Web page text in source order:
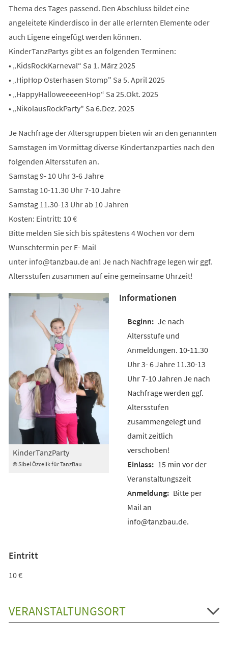
Thema des Tages passend. Den Abschluss bildet eine
angeleitete Kinderdisco in der alle erlernten Elemente oder
auch Eigene eingefügt werden können.
KinderTanzPartys gibt es an folgenden Terminen:
• „KidsRockKarneval“ Sa 1. März 2025
• „HipHop Osterhasen Stomp" Sa 5. April 2025
• „HappyHalloweeeeenHop“ Sa 25.Okt. 2025
• „NikolausRockParty" Sa 6.Dez. 2025
Je Nachfrage der Altersgruppen bieten wir an den genannten
Samstagen im Vormittag diverse Kindertanzparties nach den
folgenden Altersstufen an.
Samstag 9- 10 Uhr 3-6 Jahre
Samstag 10-11.30 Uhr 7-10 Jahre
Samstag 11.30-13 Uhr ab 10 Jahren
Kosten: Eintritt: 10 €
Bitte melden Sie sich bis spätestens 4 Wochen vor dem
Wunschtermin per E- Mail
unter info tanzbau dean! Je nach Nachfrage legen wir ggf.
Altersstufen zusammen auf eine gemeinsame Uhrzeit!
© Sibel Özcelik für TanzBau
KinderTanzParty
Informationen
Je nach
Altersstufe und
Anmeldungen. 10-11.30
Uhr 3- 6 Jahre 11.30-13
Uhr 7-10 Jahren Je nach
Nachfrage werden ggf.
Altersstufen
zusammengelegt und
damit zeitlich
verschoben!
15 min vor der
Veranstaltungszeit
Bitte per
Mail an
info@tanzbau.de.
Eintritt
10 €
VERANSTALTUNGSORT